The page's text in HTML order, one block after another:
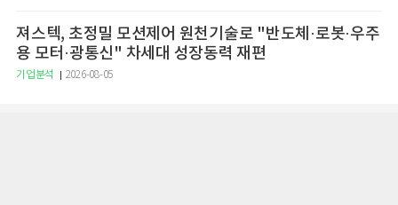
져스텍, 초정밀 모션제어 원천기술로 "반도체·로봇·우주
용 모터·광통신" 차세대 성장동력 재편
기업분석 2026-08-05